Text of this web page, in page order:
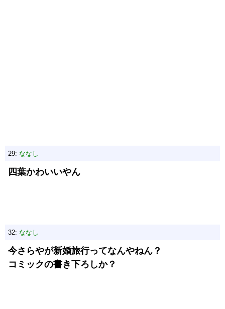
29: ななし
四葉かわいいやん
32: ななし
今さらやが新婚旅行ってなんやねん？
コミックの書き下ろしか？